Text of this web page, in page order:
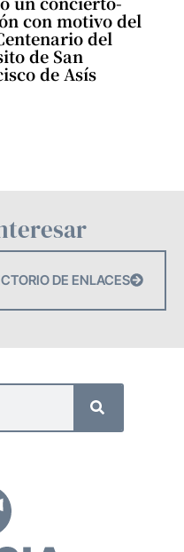
con motivo del
del
de San
de Asís
DE ENLACES